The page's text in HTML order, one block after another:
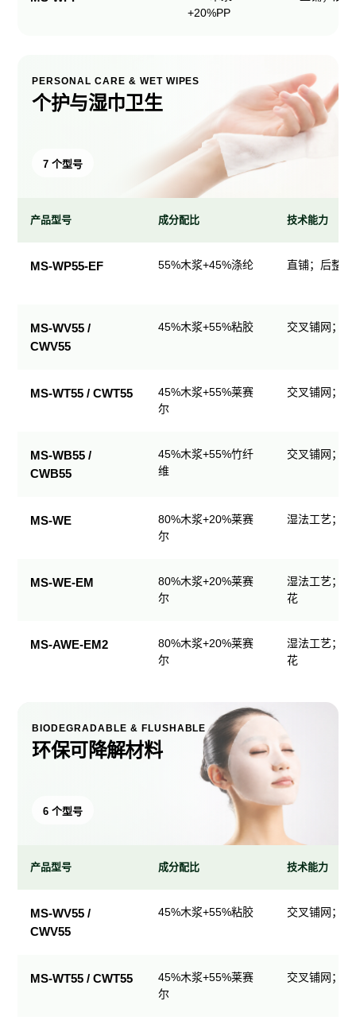
+20%PP
PERSONAL CARE & WET WIPES
个护与湿巾卫生
7 个型号
卫
产品型号 成分配比 技术能力
MS-WP55-EF 55%木浆+45%涤纶 直铺；后整
MS-WV55 /
CWV55
45%木浆+55%粘胶 交叉铺网；
MS-WT55 / CWT55
45%木浆+55%莱赛
尔
交叉铺网；
MS-WB55 /
CWB55
45%木浆+55%竹纤
维
交叉铺网；
MS-WE
80%木浆+20%莱赛
尔
湿法工艺；
MS-WE-EM
80%木浆+20%莱赛
尔
湿法工艺；
花
MS-AWE-EM2
80%木浆+20%莱赛
尔
湿法工艺；
花
BIODEGRADABLE & FLUSHABLE
环保可降解材料
6 个型号
产品型号 成分配比 技术能力
MS-WV55 /
CWV55
45%木浆+55%粘胶 交叉铺网；
MS-WT55 / CWT55
45%木浆+55%莱赛
尔
交叉铺网；